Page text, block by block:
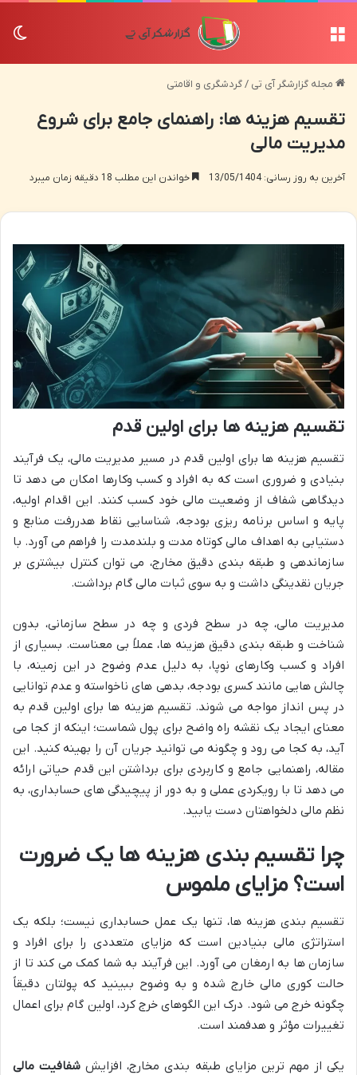
مجله گزارشگر آی تی /گردشگری و اقامتی
تقسیم هزینه ها: راهنمای جامع برای شروع
مدیریت مالی
آخرین به روز رسانی: 13/05/1404 خواندن این مطلب 18 دقیقه زمان میبرد
تقسیم هزینه ها برای اولین قدم
تقسیم هزینه ها برای اولین قدم در مسیر مدیریت مالی، یک فرآیند
بنیادی و ضروری است که به افراد و کسب وکارها امکان می دهد تا
دیدگاهی شفاف از وضعیت مالی خود کسب کنند. این اقدام اولیه،
پایه و اساس برنامه ریزی بودجه، شناسایی نقاط هدررفت منابع و
دستیابی به اهداف مالی کوتاه مدت و بلندمدت را فراهم می آورد. با
سازماندهی و طبقه بندی دقیق مخارج، می توان کنترل بیشتری بر
جریان نقدینگی داشت و به سوی ثبات مالی گام برداشت.
مدیریت مالی، چه در سطح فردی و چه در سطح سازمانی، بدون
شناخت و طبقه بندی دقیق هزینه ها، عملاً بی معناست. بسیاری از
افراد و کسب وکارهای نوپا، به دلیل عدم وضوح در این زمینه، با
چالش هایی مانند کسری بودجه، بدهی های ناخواسته و عدم توانایی
در پس انداز مواجه می شوند. تقسیم هزینه ها برای اولین قدم به
معنای ایجاد یک نقشه راه واضح برای پول شماست؛ اینکه از کجا می
آید، به کجا می رود و چگونه می توانید جریان آن را بهینه کنید. این
مقاله، راهنمایی جامع و کاربردی برای برداشتن این قدم حیاتی ارائه
می دهد تا با رویکردی عملی و به دور از پیچیدگی های حسابداری، به
نظم مالی دلخواهتان دست یابید.
چرا تقسیم بندی هزینه ها یک ضرورت
است؟ مزایای ملموس
تقسیم بندی هزینه ها، تنها یک عمل حسابداری نیست؛ بلکه یک
استراتژی مالی بنیادین است که مزایای متعددی را برای افراد و
سازمان ها به ارمغان می آورد. این فرآیند به شما کمک می کند تا از
حالت کوری مالی خارج شده و به وضوح ببینید که پولتان دقیقاً
چگونه خرج می شود. درک این الگوهای خرج کرد، اولین گام برای اعمال
تغییرات مؤثر و هدفمند است.
یکی از مهم ترین مزایای طبقه بندی مخارج، افزایش شفافیت مالی